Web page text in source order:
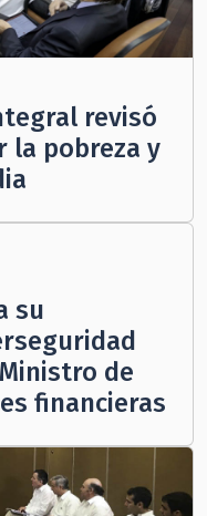
revisó
la pobreza y
su
de
financieras